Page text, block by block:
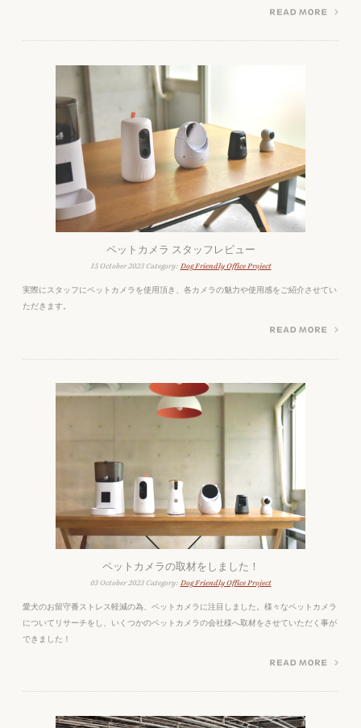
ペットカメラ スタッフレビュー
15 October 2023 Category: Dog Friendly Office Project
実際にスタッフにペットカメラを使用頂き、各カメラの魅力や使用感をご紹介させてい
ただきます。
ペットカメラの取材をしました！
03 October 2023 Category: Dog Friendly Office Project
愛犬のお留守番ストレス軽減の為、ペットカメラに注目しました。様々なペットカメラ
についてリサーチをし、いくつかのペットカメラの会社様へ取材をさせていただく事が
できました！